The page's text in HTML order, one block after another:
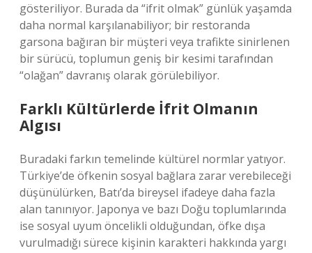
gösteriliyor. Burada da “ifrit olmak” günlük yaşamda
daha normal karşılanabiliyor; bir restoranda
garsona bağıran bir müşteri veya trafikte sinirlenen
bir sürücü, toplumun geniş bir kesimi tarafından
“olağan” davranış olarak görülebiliyor.
Farklı Kültürlerde İfrit Olmanın
Algısı
Buradaki farkın temelinde kültürel normlar yatıyor.
Türkiye’de öfkenin sosyal bağlara zarar verebileceği
düşünülürken, Batı’da bireysel ifadeye daha fazla
alan tanınıyor. Japonya ve bazı Doğu toplumlarında
ise sosyal uyum öncelikli olduğundan, öfke dışa
vurulmadığı sürece kişinin karakteri hakkında yargı